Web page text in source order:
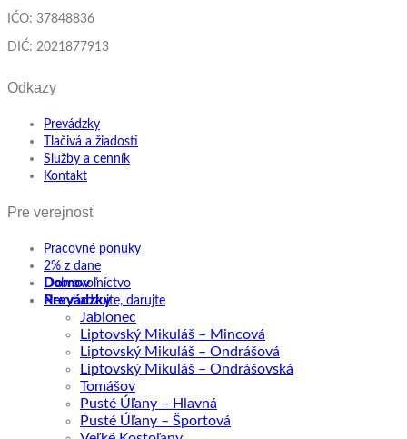
IČO: 37848836
DIČ: 2021877913
Odkazy
Prevádzky
Tlačivá a žiadosti
Služby a cenník
Kontakt
Pre verejnosť
Pracovné ponuky
2% z dane
Dobrovoľníctvo
Nevyhadzujte, darujte
Domov
Prevádzky
Jablonec
Liptovský Mikuláš – Mincová
Liptovský Mikuláš – Ondrášová
Liptovský Mikuláš – Ondrášovská
Tomášov
Pusté Úľany – Hlavná
Pusté Úľany – Športová